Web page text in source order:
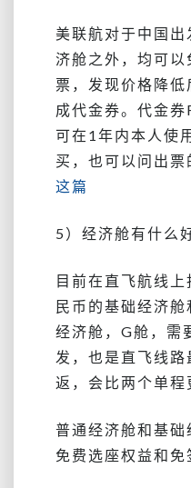
美联航对于中国出
济舱之外，均 可以
票，发现价格降
成代金券。代金
可在1年内本人使
买，也可以问出
这篇
5）经济舱有什么
目前在直飞航线
民币的基础经济
经济舱，G舱，需
发，也是直飞线
返，会比两个单程
普通经济舱和基
免费选座权益和免